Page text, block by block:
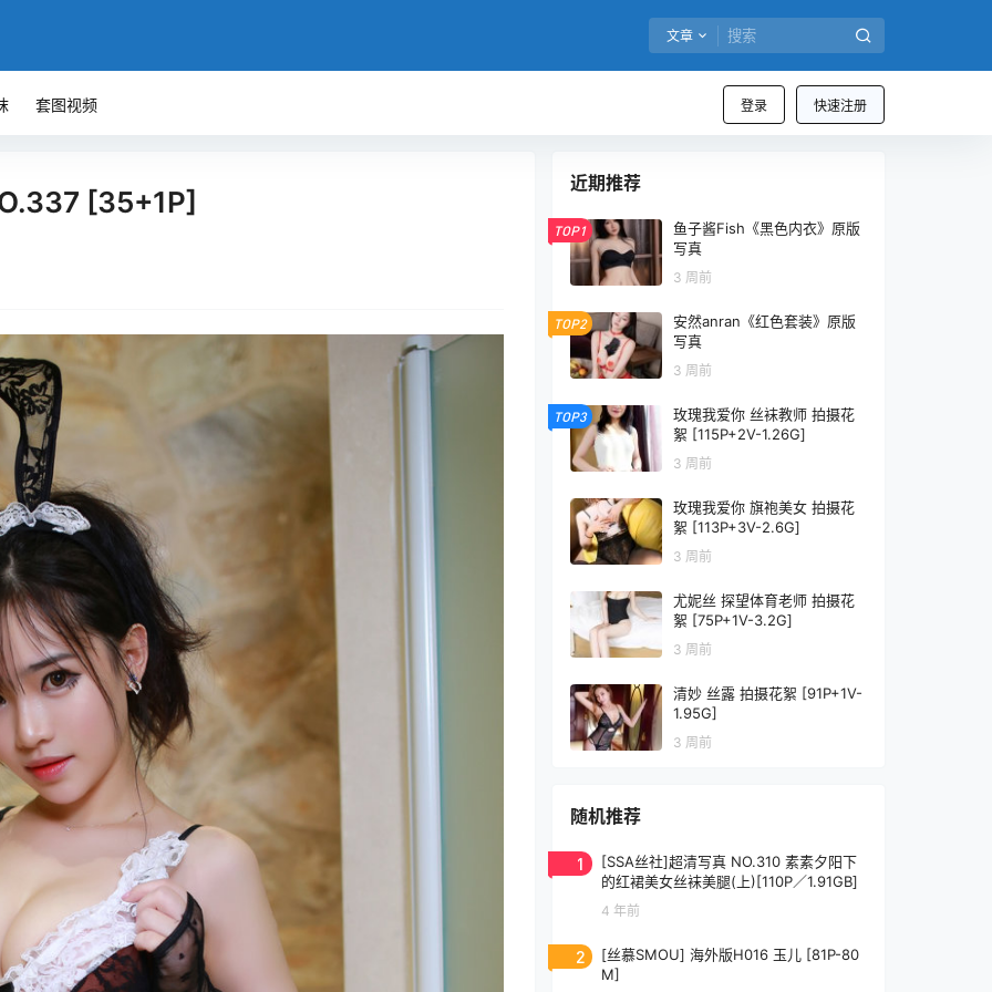
文章
登录 快速注册
套图视频
[35+1P]
近期推荐
TOP1
鱼子酱Fish《黑色内衣》原版
写真
3 周前
TOP2
安然anran《红色套装》原版
写真
3 周前
TOP3
玫瑰我爱你 丝袜教师 拍摄花
絮 [115P+2V-1.26G]
3 周前
玫瑰我爱你 旗袍美女 拍摄花
絮 [113P+3V-2.6G]
3 周前
尤妮丝 探望体育老师 拍摄花
絮 [75P+1V-3.2G]
3 周前
清妙 丝露 拍摄花絮 [91P+1V-
1.95G]
3 周前
随机推荐
1
[SSA丝社]超清写真 NO.310 素素夕阳下
的红裙美女丝袜美腿(上)[110P／1.91GB]
4 年前
2
[丝慕SMOU] 海外版H016 玉儿 [81P-80
M]